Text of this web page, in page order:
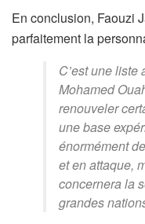
En conclusion, Faouzi
parfaitement la
C’est une
Mohamed
renouveler
une base
énormément
et en attaque,
concernera la
grandes